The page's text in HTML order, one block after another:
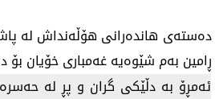
دەستەی هاندەرانی هۆڵەنداش لە
ڕامین بەم شێوەیە غەمباری خۆیان بۆ
ئەمڕۆ بە دڵێکی گران و پڕ لە